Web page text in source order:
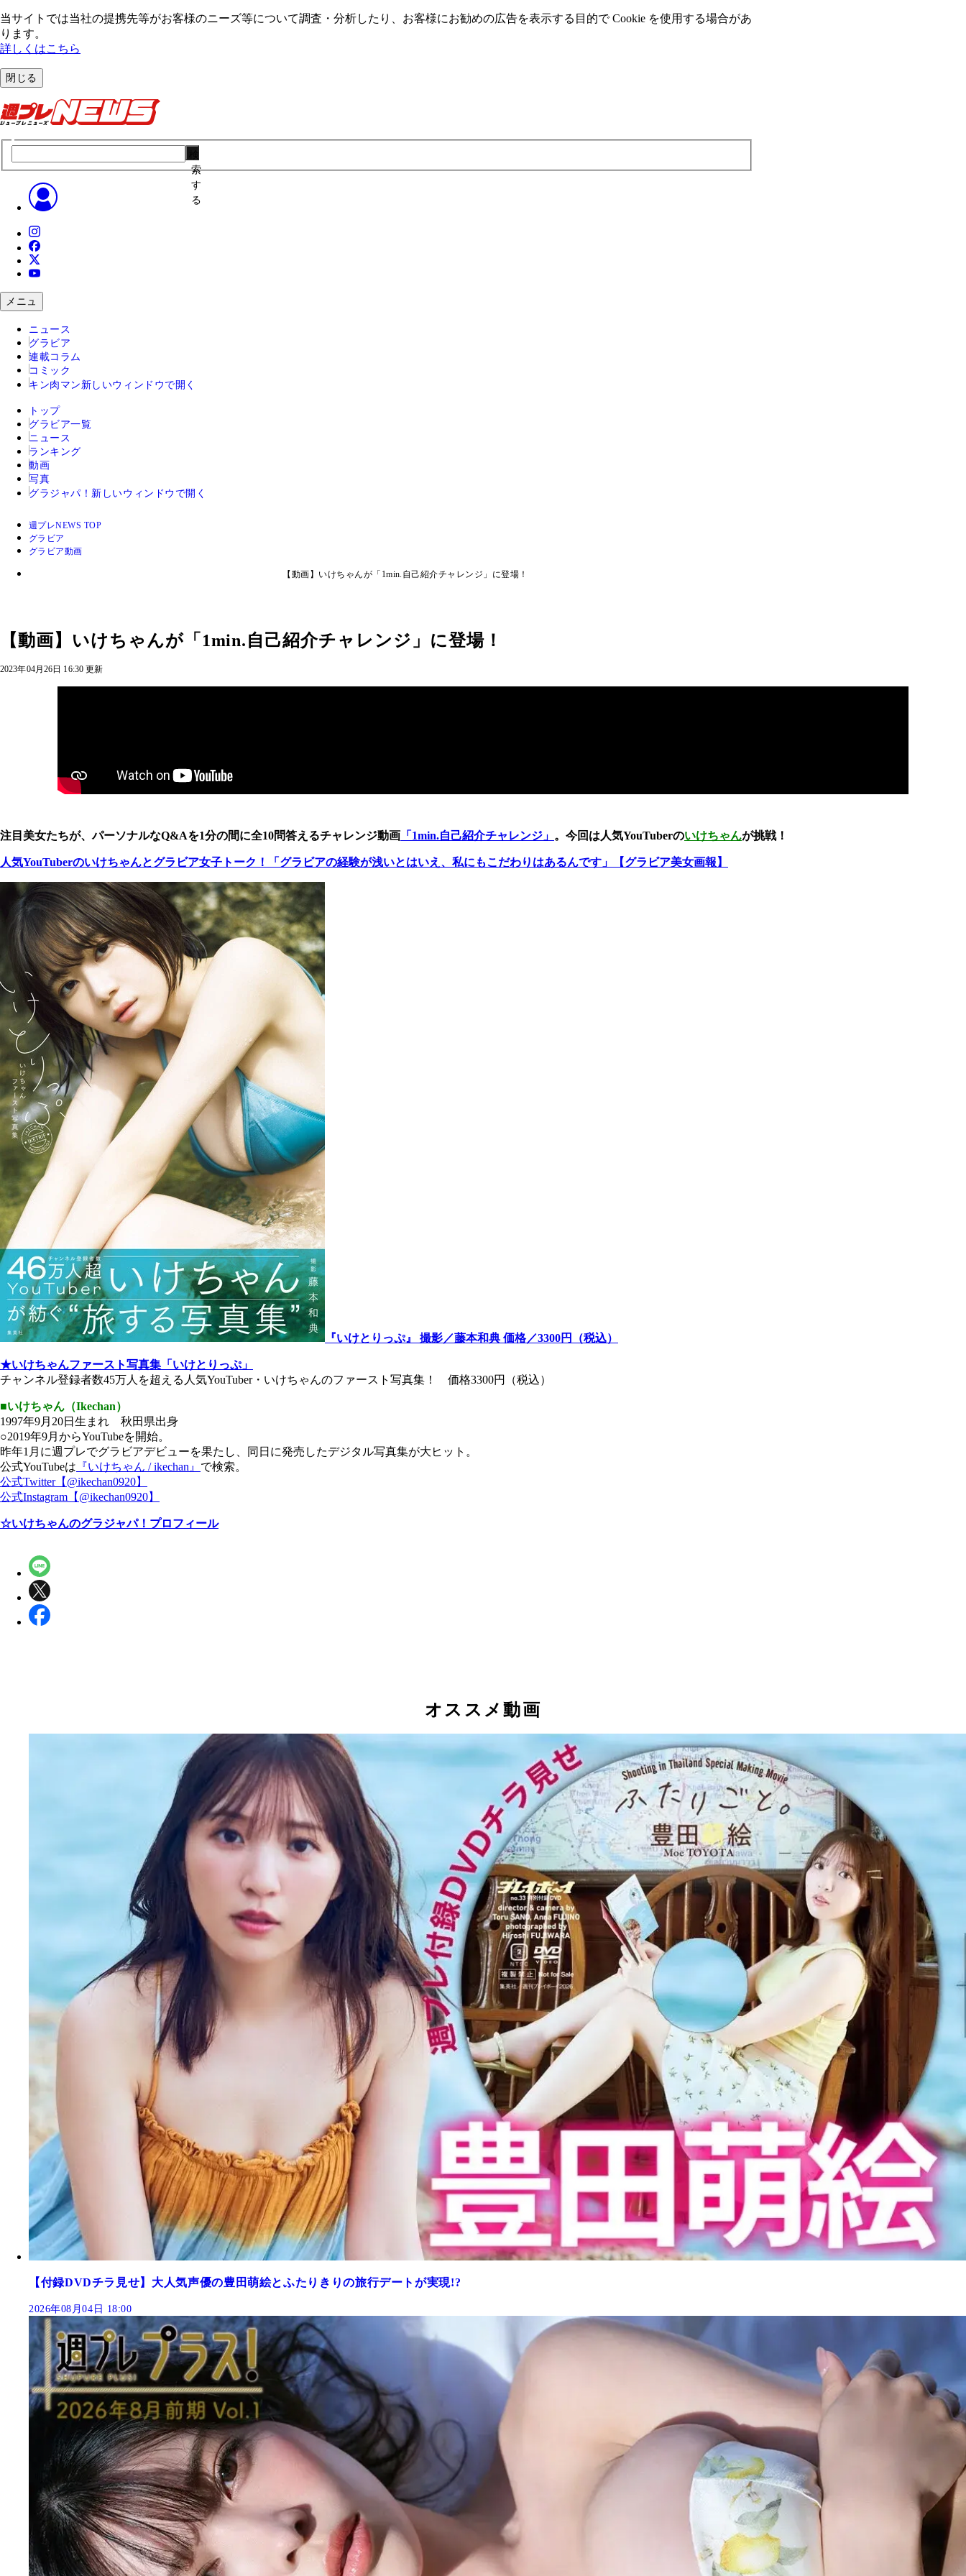
当サイトでは当社の提携先等がお客様のニーズ等について調査・分析したり、お客様にお勧めの広告を表⽰する⽬的で Cookie を使⽤する場合があ
ります。
詳しくはこちら
閉じる
索
す
る
メニュ
ニュース
グラビア
連載コラム
コミック
キン肉マン 新しいウィンドウで開く
トップ
グラビア一覧
ニュース
ランキング
動画
写真
グラジャパ！ 新しいウィンドウで開く
週プレNEWS TOP
グラビア
グラビア動画
【動画】いけちゃんが「1min.自己紹介チャレンジ」に登場！
【動画】いけちゃんが「1min.自己紹介チャレンジ」に登場！
2023年04月26日 16:30 更新
注目美女たちが、パーソナルなQ&Aを1分の間に全10問答えるチャレンジ動画 「1min.自己紹介チャレンジ」 。今回は人気YouTuberのいけちゃんが挑戦！
人気YouTuberのいけちゃんとグラビア女子トーク！「グラビアの経験が浅いとはいえ、私にもこだわりはあるんです」【グラビア美女画報】
『いけとりっぷ』 撮影／藤本和典 価格／3300円（税込）
★いけちゃんファースト写真集「いけとりっぷ」
チャンネル登録者数45万人を超える人気YouTuber・いけちゃんのファースト写真集！ 価格3300円（税込）
■いけちゃん（Ikechan）
1997年9月20日生まれ 秋田県出身
○2019年9月からYouTubeを開始。
昨年1月に週プレでグラビアデビューを果たし、同日に発売したデジタル写真集が大ヒット。
公式YouTubeは 『いけちゃん / ikechan』 で検索。
公式Twitter【@ikechan0920】
公式Instagram【@ikechan0920】
☆いけちゃんのグラジャパ！プロフィール
オススメ動画
【付録DVDチラ見せ】大人気声優の豊田萌絵とふたりきりの旅行デートが実現!?
2026年08月04日 18:00